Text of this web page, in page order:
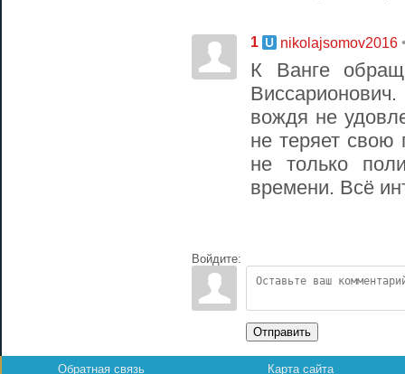
1 nikolajsomov2016
К Ванге
вождя не
не теряет свою
не только
времени. Всё
Войдите:
Отправить
Обратная связь Карта сайта